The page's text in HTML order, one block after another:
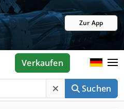
Zur App
Suchen
Verkaufen